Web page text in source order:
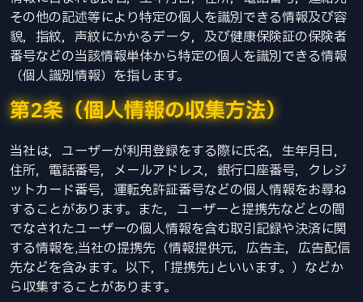
その他の記述等により特定の個人を識別できる情報及び容
貌，指紋，声紋にかかるデータ，及び健康保険証の保険者
番号などの当該情報単体から特定の個人を識別できる情報
（個人識別情報）を指します。
第2条（個人情報の収集方法）
当社は，ユーザーが利用登録をする際に氏名，生年月日，
住所，電話番号，メールアドレス，銀行口座番号，クレジ
ットカード番号，運転免許証番号などの個人情報をお尋ね
することがあります。また，ユーザーと提携先などとの間
でなされたユーザーの個人情報を含む取引記録や決済に関
する情報を,当社の提携先（情報提供元，広告主，広告配信
先などを含みます。以下，｢提携先｣といいます。）などか
ら収集することがあります。